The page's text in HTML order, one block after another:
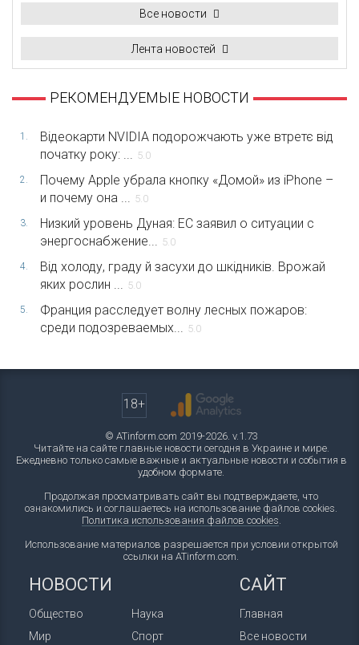
Все новости
Лента новостей
РЕКОМЕНДУЕМЫЕ НОВОСТИ
1.
Відеокарти NVIDIA подорожчають уже втретє від
початку року: ...
5.0
2.
Почему Apple убрала кнопку «Домой» из iPhone –
и почему она ...
5.0
3.
Низкий уровень Дуная: ЕС заявил о ситуации с
энергоснабжение...
5.0
4.
Від холоду, граду й засухи до шкідників. Врожай
яких рослин ...
5.0
5.
Франция расследует волну лесных пожаров:
среди подозреваемых...
5.0
18+
© ATinform.com 2019-2026. v.1.73
Читайте на сайте главные новости сегодня в Украине и мире.
Ежедневно только самые важные и актуальные новости и события в
удобном формате.
Продолжая просматривать сайт вы подтверждаете, что
ознакомились и соглашаетесь на использование файлов cookies.
Политика использования файлов cookies
Использование материалов разрешается при условии открытой
ссылки на ATinform.com.
НОВОСТИ
Общество
Мир
Наука
Спорт
САЙТ
Главная
Все новости